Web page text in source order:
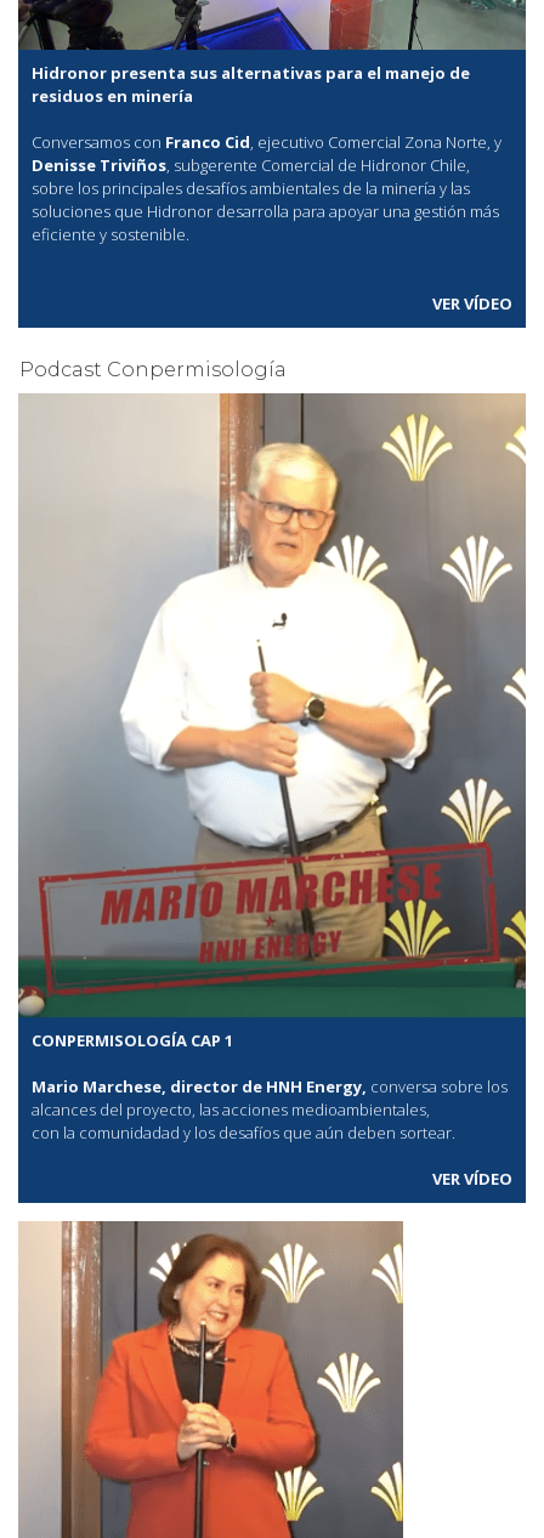
Hidronor presenta sus alternativas para el manejo de
residuos en minería
Conversamos con Franco Cid, ejecutivo Comercial Zona Norte, y
Denisse Triviños, subgerente Comercial de Hidronor Chile,
sobre los principales desafíos ambientales de la minería y las
soluciones que Hidronor desarrolla para apoyar una gestión más
eficiente y sostenible.
VER VÍDEO
Podcast Conpermisología
CONPERMISOLOGÍA CAP 1
Mario Marchese, director de HNH Energy, conversa sobre los
alcances del proyecto, las acciones medioambientales,
con la comunidadad y los desafíos que aún deben sortear.
VER VÍDEO